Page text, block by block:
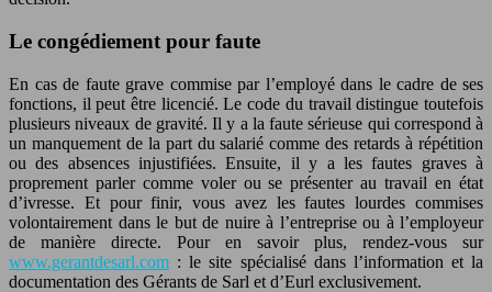
Le congédiement pour faute
En cas de faute grave commise par l’employé dans le cadre de ses
fonctions, il peut être licencié. Le code du travail distingue toutefois
plusieurs niveaux de gravité. Il y a la faute sérieuse qui correspond à
un manquement de la part du salarié comme des retards à répétition
ou des absences injustifiées. Ensuite, il y a les fautes graves à
proprement parler comme voler ou se présenter au travail en état
d’ivresse. Et pour finir, vous avez les fautes lourdes commises
volontairement dans le but de nuire à l’entreprise ou à l’employeur
de manière directe. Pour en savoir plus, rendez-vous sur
www.gerantdesarl.com : le site spécialisé dans l’information et la
documentation des Gérants de Sarl et d’Eurl exclusivement.